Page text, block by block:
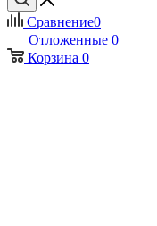
Сравнение0
Отложенные 0
Корзина 0